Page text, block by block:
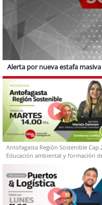
Alerta por nueva estafa
Antofagasta Región Sostenible
Educación ambiental y formación
capacidades técnicas